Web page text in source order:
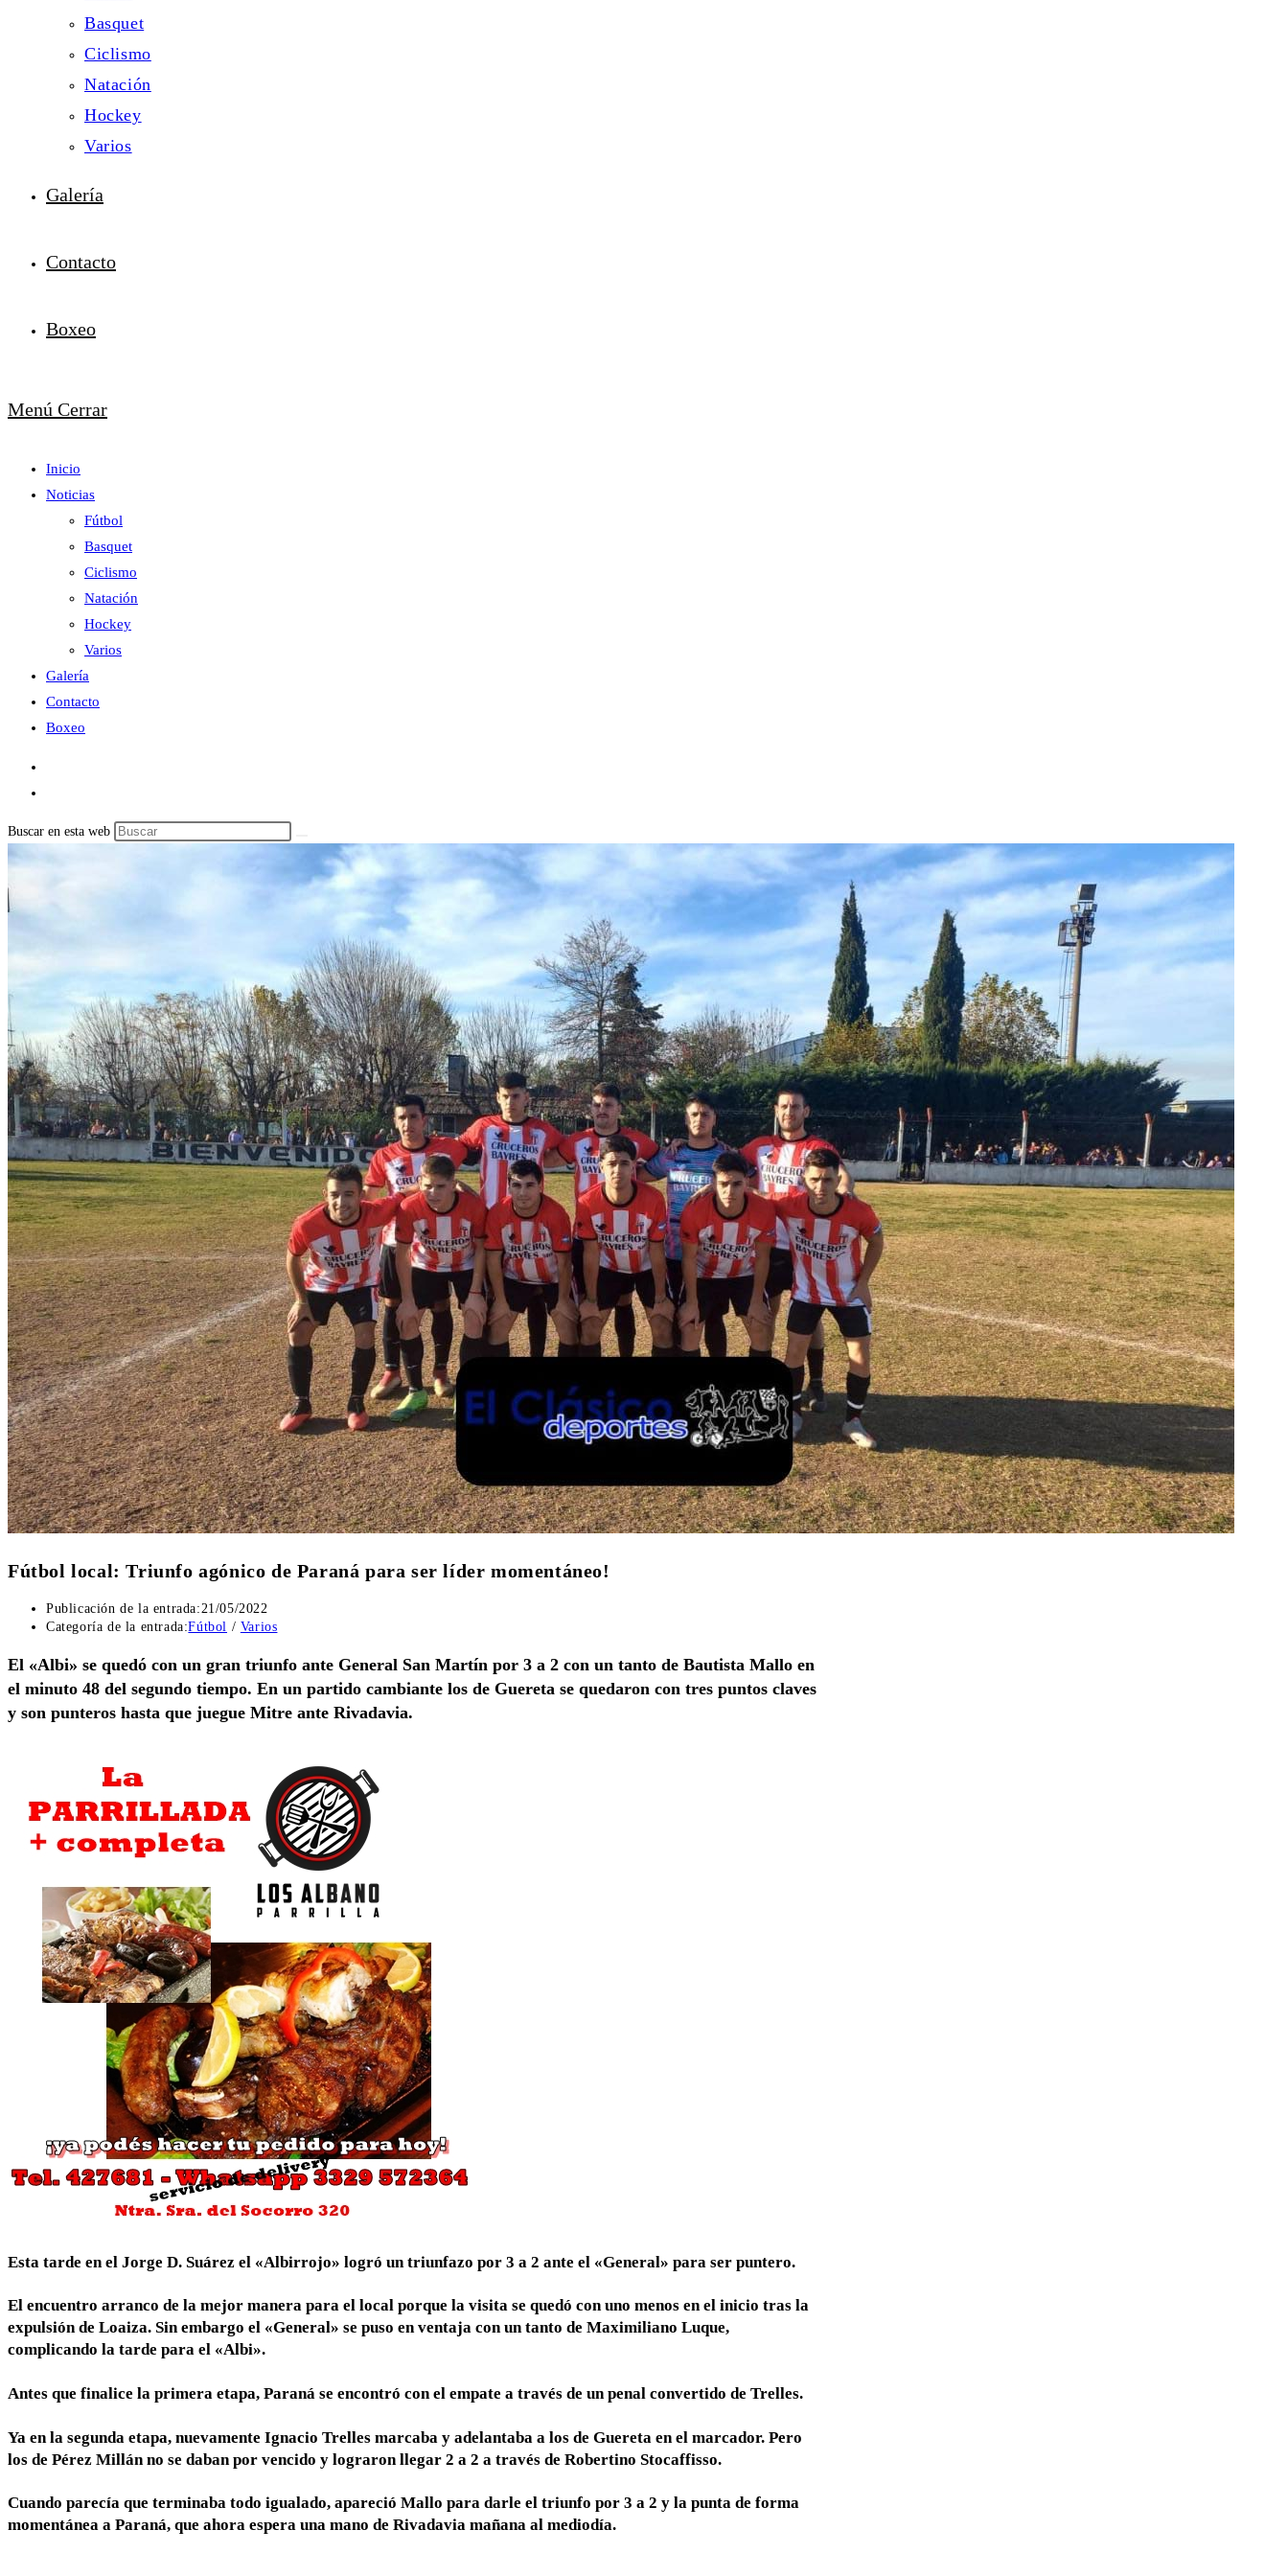
Basquet
Ciclismo
Natación
Hockey
Varios
Galería
Contacto
Boxeo
Menú Cerrar
Inicio
Noticias
Fútbol
Basquet
Ciclismo
Natación
Hockey
Varios
Galería
Contacto
Boxeo
Buscar en esta web
Fútbol local: Triunfo agónico de Paraná para ser líder momentáneo!
Publicación de la entrada:21/05/2022
Categoría de la entrada:Fútbol / Varios
El «Albi» se quedó con un gran triunfo ante General San Martín por 3 a 2 con un tanto de Bautista Mallo en
el minuto 48 del segundo tiempo. En un partido cambiante los de Guereta se quedaron con tres puntos claves
y son punteros hasta que juegue Mitre ante Rivadavia.
Esta tarde en el Jorge D. Suárez el «Albirrojo» logró un triunfazo por 3 a 2 ante el «General» para ser puntero.
El encuentro arranco de la mejor manera para el local porque la visita se quedó con uno menos en el inicio tras la
expulsión de Loaiza. Sin embargo el «General» se puso en ventaja con un tanto de Maximiliano Luque,
complicando la tarde para el «Albi».
Antes que finalice la primera etapa, Paraná se encontró con el empate a través de un penal convertido de Trelles.
Ya en la segunda etapa, nuevamente Ignacio Trelles marcaba y adelantaba a los de Guereta en el marcador. Pero
los de Pérez Millán no se daban por vencido y lograron llegar 2 a 2 a través de Robertino Stocaffisso.
Cuando parecía que terminaba todo igualado, apareció Mallo para darle el triunfo por 3 a 2 y la punta de forma
momentánea a Paraná, que ahora espera una mano de Rivadavia mañana al mediodía.